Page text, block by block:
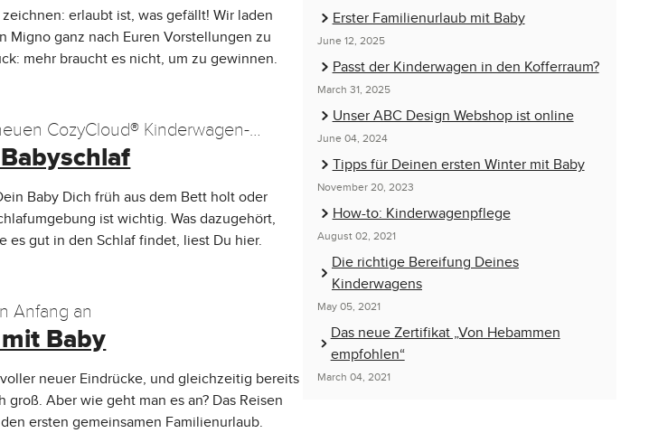
erlaubt ist, was gefällt! Wir laden
Migno ganz nach Euren Vorstellungen zu
mehr braucht es nicht, um zu gewinnen.
CozyCloud® Kinderwagen-
Baby Dich früh aus dem Bett holt oder
ist wichtig. Was dazugehört,
es gut in den Schlaf findet, liest Du hier.
Anfang an
Baby
neuer Eindrücke, und gleichzeitig bereits
Aber wie geht man es an? Das Reisen
ersten gemeinsamen Familienurlaub.
Erster Familienurlaub mit Baby
June 12, 2025
Passt der Kinderwagen in den Kofferraum?
March 31, 2025
Unser ABC Design Webshop ist online
June 04, 2024
Tipps für Deinen ersten Winter mit Baby
November 20, 2023
How-to: Kinderwagenpflege
August 02, 2021
Die richtige Bereifung Deines
Kinderwagens
May 05, 2021
Das neue Zertifikat „Von Hebammen
empfohlen“
March 04, 2021